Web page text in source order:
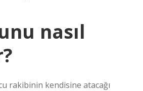
nasıl
rakibinin kendisine atacağı